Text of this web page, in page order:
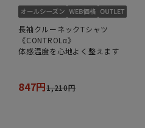
長袖クルーネックTシャツ
《CONTROLα》
体感温度を心地よく整えます
847円1,210円